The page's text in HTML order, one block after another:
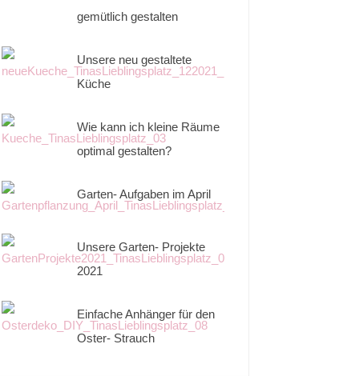
gemütlich gestalten
Unsere neu gestaltete
Küche
Wie kann ich kleine Räume
optimal gestalten?
Garten- Aufgaben im April
Unsere Garten- Projekte
2021
Einfache Anhänger für den
Oster- Strauch